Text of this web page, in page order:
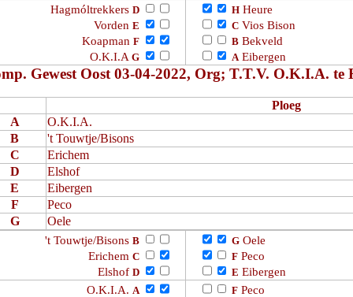
Hagmóltrekkers D
Vorden E
Koapman F
O.K.I.A G
H Heure
C Vios Bison
B Bekveld
A Eibergen
Gewest Oost 03-04-2022, Org; T.T.V. O.K.I.A. te
Ploeg
A
O.K.I.A.
B
't Touwtje/Bisons
C
Erichem
D
Elshof
E
Eibergen
F
Peco
G
Oele
't Touwtje/Bisons B
Erichem C
Elshof D
G Oele
F Peco
E Eibergen
O.K.I.A. A F Peco